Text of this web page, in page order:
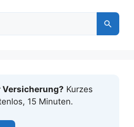
Versicherung? Kurzes
15 Minuten.